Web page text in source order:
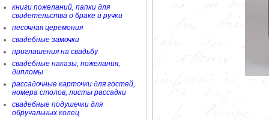
книги пожеланий, папки для
свидетельства о браке и ручки
песочная церемония
свадебные замочки
приглашения на свадьбу
свадебные наказы, пожелания,
дипломы
рассадочные карточки для гостей,
номера столов, листы рассадки
свадебные подушечки для
обручальных колец